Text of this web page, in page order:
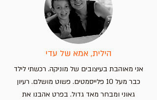
הילית, אמא של עדי
אני מאוהבת בעיצובים של מוניקה. רכשתי לילד
כבר מעל 10 פלייסמטים. פשוט מושלם. רעיון
גאוני ומבחר מאד גדול. בפרט אהבנו את